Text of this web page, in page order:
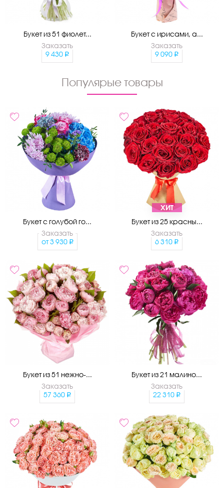
Букет из 51 фиолет...
Заказать
9 430
Букет с ирисами, а...
Заказать
9 090
Популярые товары
Букет с голубой го...
Заказать
от 3 930
ХИТ
Букет из 25 красны...
Заказать
6 310
Букет из 51 нежно-...
Заказать
57 360
Букет из 21 малино...
Заказать
22 310